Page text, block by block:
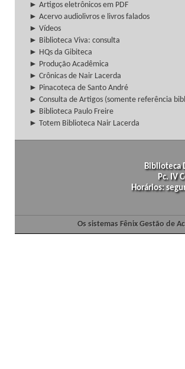
► Artigos eletrônicos em PDF
► Acervo audiolivros e livros falados
► Vídeos
► Biblioteca Viva: consulta
► HQs da Gibiteca
► Produção Acadêmica
► Crônicas de Nair Lacerda
► Pinacoteca de Santo André
► Consulta de Artigos (somente referência
► Biblioteca Paulo Freire
► Totem Biblioteca Nair Lacerda
Biblioteca
Pc. IV
Horários:
Os sistemas Fênix Gestão de